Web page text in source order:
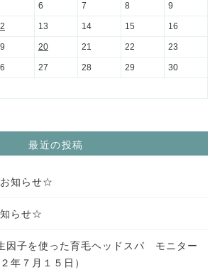
6 7 8 9
13 14 15 16
20 21 22 23
27 28 29 30
最近の投稿
知らせ☆
らせ☆
子を使った育毛ヘッドスパ モニター
年７月１５日）